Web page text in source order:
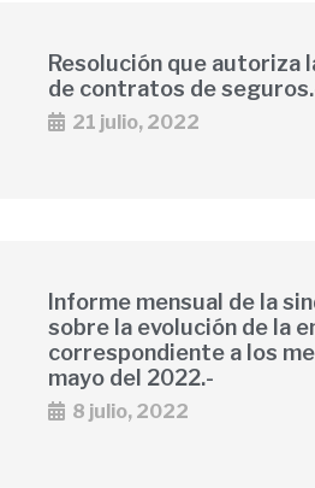
Resolución que autoriza
de contratos de
21 julio, 2022
Informe mensual de la
sobre la evolución de la
correspondiente a los
mayo del 2022.-
8 julio, 2022